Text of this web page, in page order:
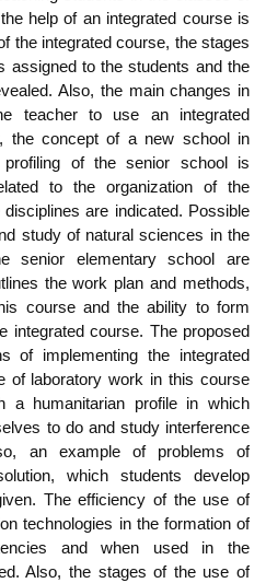
help of an integrated course is
the integrated course, the stages
assigned to the students and the
Also, the main changes in
teacher to use an integrated
the concept of a new school in
of the senior school is
to the organization of the
are indicated. Possible
study of natural sciences in the
senior elementary school are
the work plan and methods,
course and the ability to form
integrated course. The proposed
of implementing the integrated
of laboratory work in this course
a humanitarian profile in which
to do and study interference
an example of problems of
which students develop
The efficiency of the use of
technologies in the formation of
and when used in the
Also, the stages of the use of